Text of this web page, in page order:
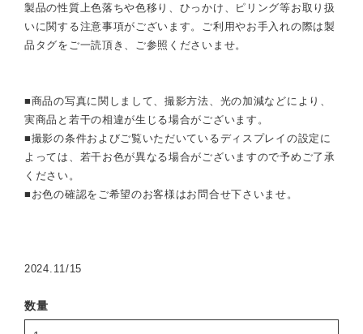
製品の性質上色落ちや色移り、ひっかけ、ピリング等お取り扱
いに関する注意事項がございます。ご利用やお手入れの際は製
品タグをご一読頂き、ご参照くださいませ。
■商品の写真に関しまして、撮影方法、光の加減などにより、
実商品と若干の相違が生じる場合がございます。
■撮影の条件およびご覧いただいているディスプレイの設定に
よっては、若干お色が異なる場合がございますので予めご了承
ください。
■お色の確認をご希望のお客様はお問合せ下さいませ。
2024.11/15
数量